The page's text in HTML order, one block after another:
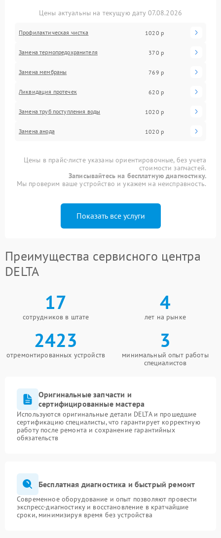
Цены актуальны на текущую дату 07.08.2026
Профилактическая чистка 1020 р
Замена термопредохранителя 370 р
Замена мембраны 769 р
Ликвидация протечек 620 р
Замена труб поступления воды 1020 р
Замена анода 1020 р
Цены в прайс-листе указаны ориентировочные, без учета
стоимости запчастей.
Записывайтесь на бесплатную диагностику.
Мы проверим ваше устройство и укажем на неисправность.
Показать все услуги
Преимущества сервисного центра
DELTA
17
сотрудников в штате
4
лет на рынке
2423
отремонтированных устройств
3
минимальный опыт работы
специалистов
Оригинальные запчасти и
сертифицированные мастера
Используются оригинальные детали DELTA и прошедшие
сертификацию специалисты, что гарантирует корректную
работу после ремонта и сохранение гарантийных
обязательств
Бесплатная диагностика и быстрый ремонт
Современное оборудование и опыт позволяют провести
экспресс-диагностику и восстановление в кратчайшие
сроки, минимизируя время без устройства